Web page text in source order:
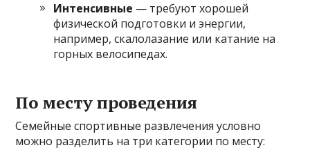
Интенсивные — требуют хорошей
физической подготовки и энергии,
например, скалолазание или катание на
горных велосипедах.
По месту проведения
Семейные спортивные развлечения условно
можно разделить на три категории по месту: